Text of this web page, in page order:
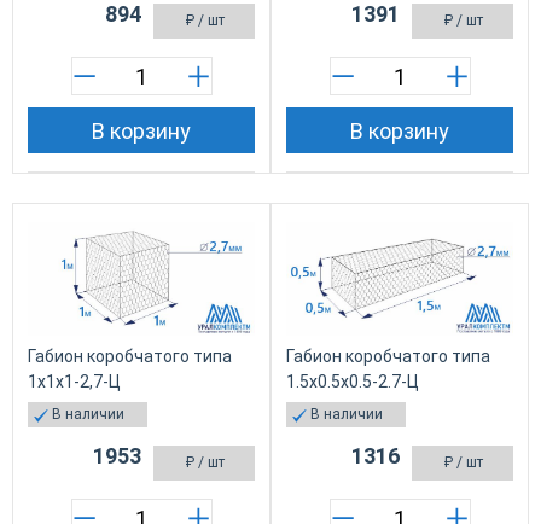
₽/ шт
894
В корзину
₽/ шт
1391
В корзину
Габион коробчатого типа
1х1х1-2,7-Ц
В наличии
₽/ шт
1953
Габион коробчатого типа
1.5х0.5х0.5-2.7-Ц
В наличии
₽/ шт
1316